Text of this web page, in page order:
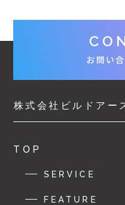
お問い
株式会社ビルドアー
TOP
SERVICE
FEATURE